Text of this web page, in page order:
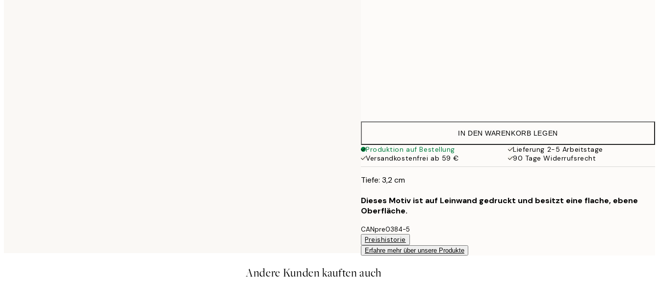
IN DEN WARENKORB LEGEN
Produktion auf Bestellung
Lieferung 2-5 Arbeitstage
Versandkostenfrei ab 59 €
90 Tage Widerrufsrecht
Tiefe: 3,2 cm
Dieses Motiv ist auf Leinwand gedruckt und besitzt eine flache, ebene
Oberfläche.
CANpre0384-5
Preishistorie
Erfahre mehr über unsere Produkte
Andere Kunden kauften auch